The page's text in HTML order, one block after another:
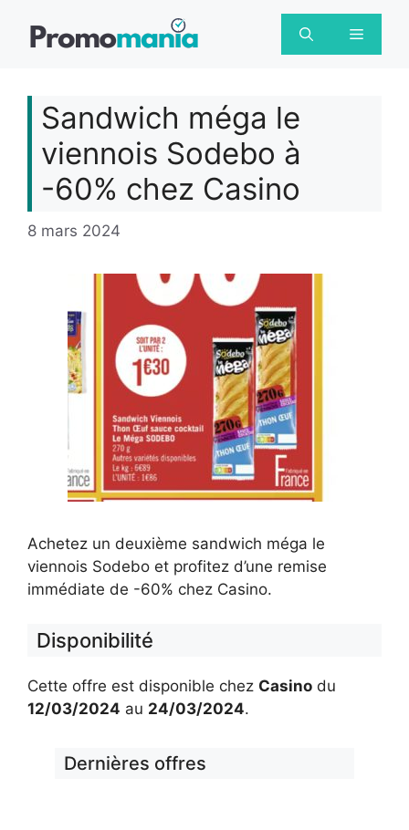
Menu
Sandwich méga le
viennois Sodebo à
-60% chez Casino
8 mars 2024
Achetez un deuxième sandwich méga le
viennois Sodebo et profitez d’une remise
immédiate de -60% chez Casino.
Disponibilité
Cette offre est disponible chez Casino du
12/03/2024 au 24/03/2024.
Dernières offres